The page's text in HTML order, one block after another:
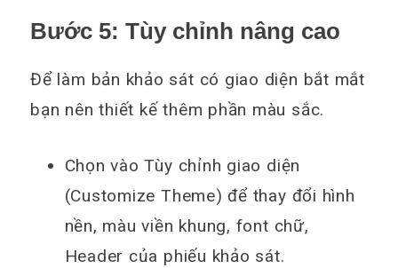
Bước 5: Tùy chỉnh nâng cao
Để làm bản khảo sát có giao diện bắt mắt
bạn nên thiết kế thêm phần màu sắc.
Chọn vào Tùy chỉnh giao diện
(Customize Theme) để thay đổi hình
nền, màu viền khung, font chữ,
Header của phiếu khảo sát.